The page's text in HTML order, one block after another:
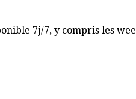
7j/7, y compris les